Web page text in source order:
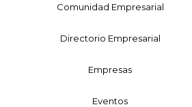
Comunidad Empresarial
Directorio Empresarial
Empresas
Eventos